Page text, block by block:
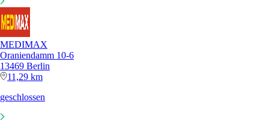
MEDIMAX
Oraniendamm 10-6
13469 Berlin
11,29 km
geschlossen